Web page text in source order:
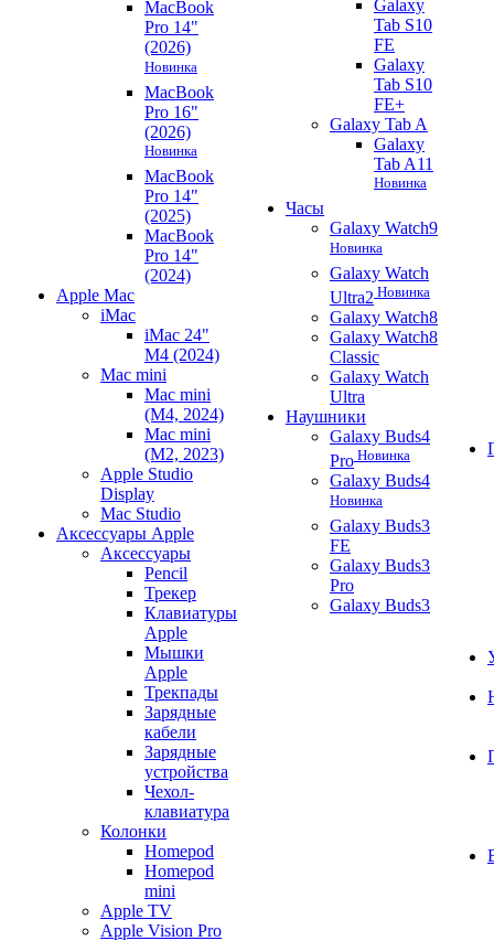
MacBook
Pro 14"
(2026)
Новинка
MacBook
Pro 16"
(2026)
Новинка
MacBook
Pro 14"
(2025)
MacBook
Pro 14"
(2024)
Apple Mac
iMac
iMac 24"
M4 (2024)
Mac mini
Mac mini
(M4, 2024)
Mac mini
(M2, 2023)
Apple Studio
Display
Mac Studio
Аксессуары Apple
Аксессуары
Pencil
Трекер
Клавиатуры
Apple
Мышки
Apple
Трекпады
Зарядные
кабели
Зарядные
устройства
Чехол-
клавиатура
Колонки
Homepod
Homepod
mini
Apple TV
Apple Vision Pro
Galaxy
Tab S10
FE
Galaxy
Tab S10
FE+
Galaxy Tab A
Galaxy
Tab A11
Новинка
Часы
Galaxy Watch9
Новинка
Galaxy Watch
Ultra2 Новинка
Galaxy Watch8
Galaxy Watch8
Classic
Galaxy Watch
Ultra
Наушники
Galaxy Buds4
Pro Новинка
Galaxy Buds4
Новинка
Galaxy Buds3
FE
Galaxy Buds3
Pro
Galaxy Buds3